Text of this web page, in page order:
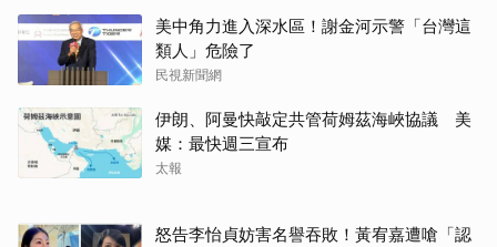
美中角力進入深水區！謝金河示警「台灣這
類人」危險了
民視新聞網
伊朗、阿曼快敲定共管荷姆茲海峽協議 美
媒：最快週三宣布
太報
怒告李怡貞妨害名譽吞敗！黃宥嘉遭嗆「認